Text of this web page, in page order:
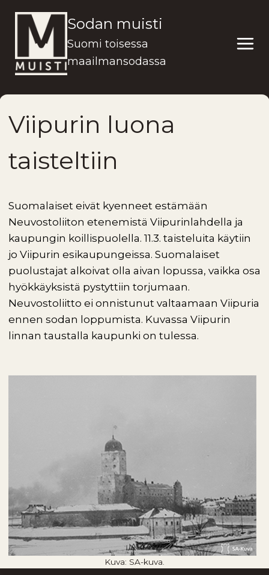
sisältöön
Sodan muisti
Suomi toisessa
maailmansodassa
Viipurin luona
taisteltiin
Suomalaiset eivät kyenneet estämään
Neuvostoliiton etenemistä Viipurinlahdella ja
kaupungin koillispuolella. 11.3. taisteluita käytiin
jo Viipurin esikaupungeissa. Suomalaiset
puolustajat alkoivat olla aivan lopussa, vaikka osa
hyökkäyksistä pystyttiin torjumaan.
Neuvostoliitto ei onnistunut valtaamaan Viipuria
ennen sodan loppumista. Kuvassa Viipurin
linnan taustalla kaupunki on tulessa.
Kuva: SA-kuva.